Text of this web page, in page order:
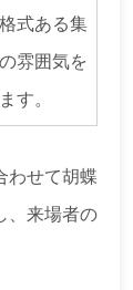
式ある集
雰囲気を
す。
わせて胡蝶
、来場者の